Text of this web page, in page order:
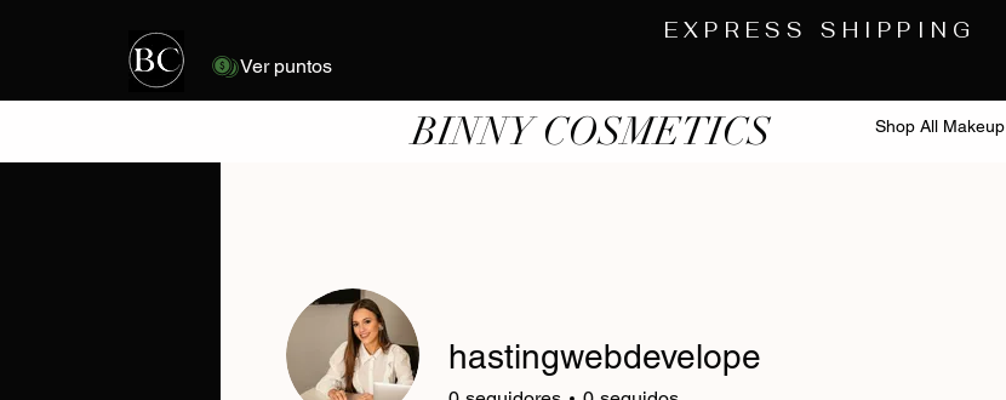
Ver puntos
EXPRESS SHIPPING
Shop All Makeup
BINNY COSMETICS
hastingwebdevelope